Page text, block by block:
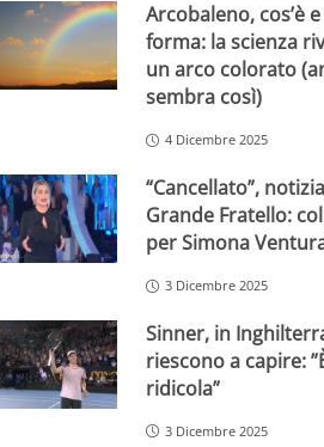
Arcobaleno, cos’è
forma: la scienza
un arco colorato
sembra così)
4 Dicembre 2025
“Cancellato”,
Grande Fratello:
per Simona
3 Dicembre 2025
Sinner, in
riescono a capire:
ridicola”
3 Dicembre 2025